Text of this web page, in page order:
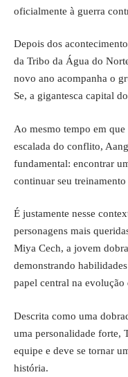
oficialmente à guerra
Depois dos
da Tribo da Água do
novo ano acompanha o
Se, a gigantesca capital
Ao mesmo tempo em
escalada do conflito,
fundamental: encontrar
continuar seu
É justamente nesse
personagens mais
Miya Cech, a jovem
demonstrando
papel central na evolução
Descrita como uma
uma personalidade forte,
equipe e deve se tornar
história.